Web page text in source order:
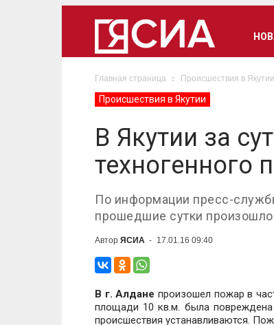
Главная страница Происшествия в Якутии
Происшествия в Якутии
В Якутии за
техногенного
По информации пресс-
прошедшие сутки произошло
Автор ЯСИА - 17.01.16 09:40
В г. Алдане произошел пожар в
площади 10 кв.м. была повреждена
происшествия устанавливаются.